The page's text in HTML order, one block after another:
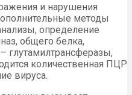
и нарушения
методы
определение
общего белка,
глутамилтрансферазы,
количественная ПЦР
вируса.